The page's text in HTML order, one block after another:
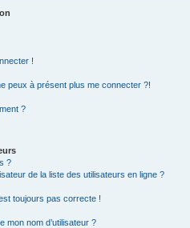
!
peux à présent plus me connecter ?!
?
?
de la liste des utilisateurs en ligne ?
toujours pas correcte !
mon nom d’utilisateur ?